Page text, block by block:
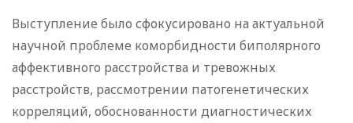
Выступление было сфокусировано на актуальной
научной проблеме коморбидности биполярного
аффективного расстройства и тревожных
расстройств, рассмотрении патогенетических
корреляций, обоснованности диагностических